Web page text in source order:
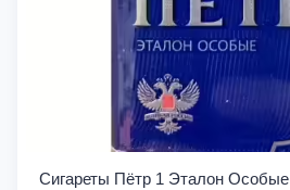
Сигареты Пётр 1 Эталон Особые